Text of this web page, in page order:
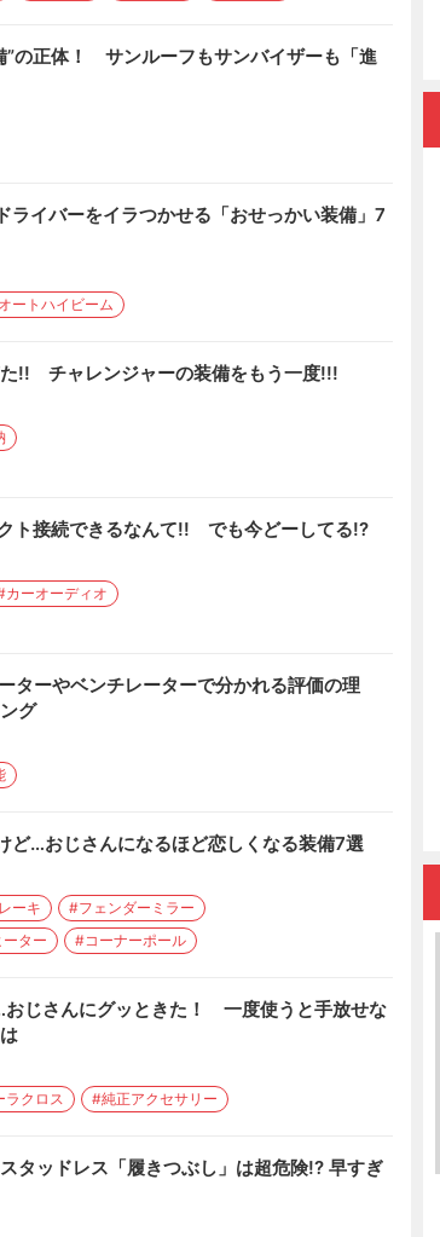
”の正体！ サンルーフもサンバイザーも「進
イバーをイラつかせる「おせっかい装備」7
ートハイビーム
!! チャレンジャーの装備をもう一度!!!
ト接続できるなんて!! でも今どーしてる!?
カーオーディオ
ーやベンチレーターで分かれる評価の理
グ
ど…おじさんになるほど恋しくなる装備7選
ーキ
#フェンダーミラー
ター #コーナーポール
じさんにグッときた！ 一度使うと手放せな
ラクロス #純正アクセサリー
タッドレス「履きつぶし」は超危険!? 早すぎ